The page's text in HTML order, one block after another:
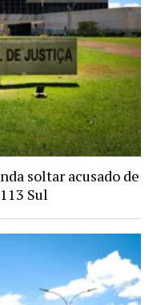
soltar acusado de
Sul